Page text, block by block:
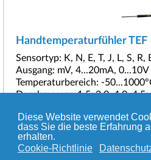
Diese Website verwendet
dass Sie die beste Erfahrung
erhalten.
Cookie-Richtlinie
Handtemperaturfühler TEF
Sensortyp: K, N, E, T, J, L, S, R,
Ausgang: mV, 4...20mA, 0...10V
Temperaturbereich: -
Durchmesser: 1.5, 3.0, 4.0,
Länge: Nach